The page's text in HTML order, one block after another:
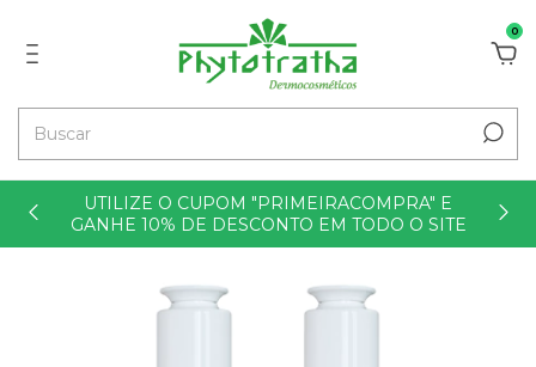
0
UTILIZE O CUPOM "PRIMEIRACOMPRA" E
GANHE 10% DE DESCONTO EM TODO O SITE